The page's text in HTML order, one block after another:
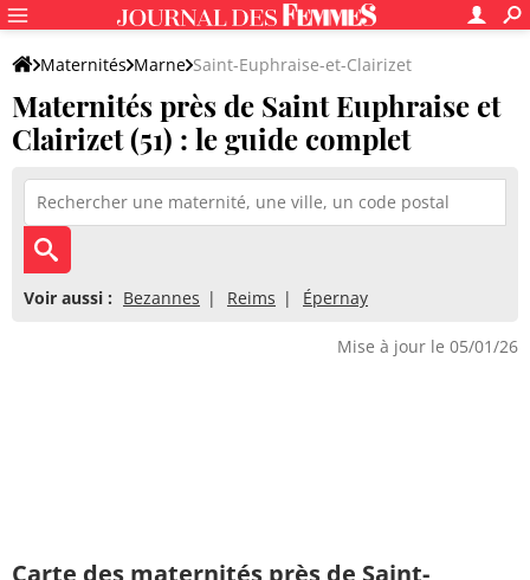
Maternités Marne Saint-Euphraise-et-Clairizet
Maternités près de Saint Euphraise et
Clairizet (51) : le guide complet
Voir aussi : Bezannes Reims Épernay
Mise à jour le 05/01/26
Carte des maternités près de Saint-